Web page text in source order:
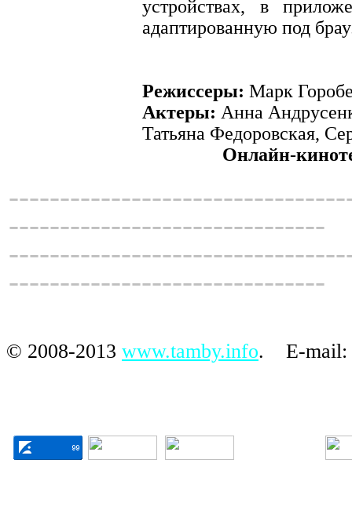
устройствах, в
адаптированную под
Режиссеры: Марк
Актеры: Анна
Татьяна Федоровская,
Онлайн-
-------------------------------
-------------------------------
© 2008-2013 www.tamby.info. E-mail: